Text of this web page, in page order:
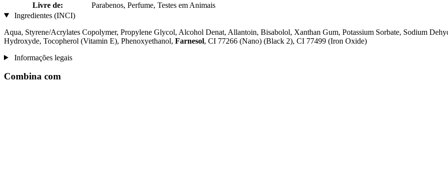
Livre de:
Parabenos, Perfume, Testes em Animais
Ingredientes (INCI)
Aqua, Styrene/Acrylates Copolymer, Propylene Glycol, Alcohol Denat, Allantoin, Bisabolol, Xanthan Gum, Potassium Sorbate, Sodium
Hydroxyde, Tocopherol (Vitamin E), Phenoxyethanol, Farnesol, CI 77266 (Nano) (Black 2), CI 77499 (Iron Oxide)
Informações legais
Combina com